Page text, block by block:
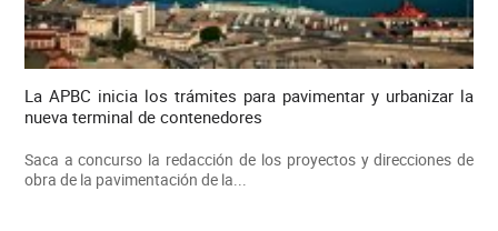
La APBC inicia los trámites para pavimentar y urbanizar la
nueva terminal de contenedores
Saca a concurso la redacción de los proyectos y direcciones de
obra de la pavimentación de la...